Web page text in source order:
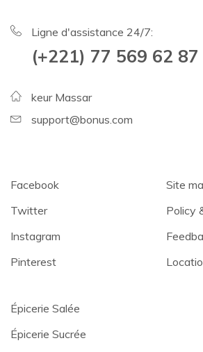
Ligne d'assistance 24/7:
(+221) 77 569 62 87
keur Massar
support@bonus.com
Facebook
Twitter
Instagram
Pinterest
Site
Policy
Épicerie Salée
Épicerie Sucrée